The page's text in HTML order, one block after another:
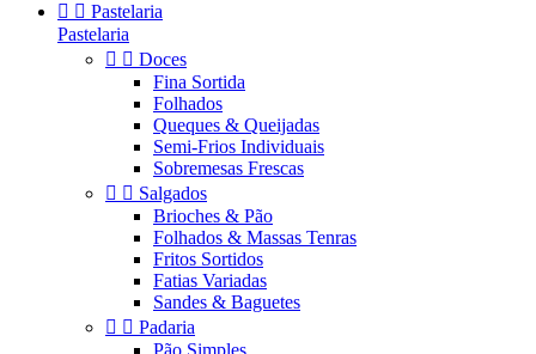
  Pastelaria
Pastelaria
  Doces
Fina Sortida
Folhados
Queques & Queijadas
Semi-Frios Individuais
Sobremesas Frescas
  Salgados
Brioches & Pão
Folhados & Massas Tenras
Fritos Sortidos
Fatias Variadas
Sandes & Baguetes
  Padaria
Pão Simples